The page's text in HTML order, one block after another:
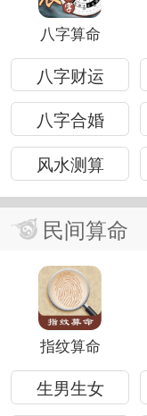
八字算命
八字财运
八字合婚
风水测算
民间算命
指纹算命
生男生女